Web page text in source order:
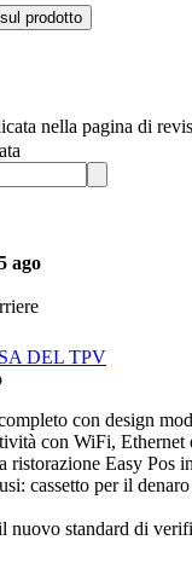
prodotto
nella pagina di
ago
DEL TPV
con design
con WiFi, Ethernet
ristorazione Easy Pos
cassetto per il
nuovo standard di